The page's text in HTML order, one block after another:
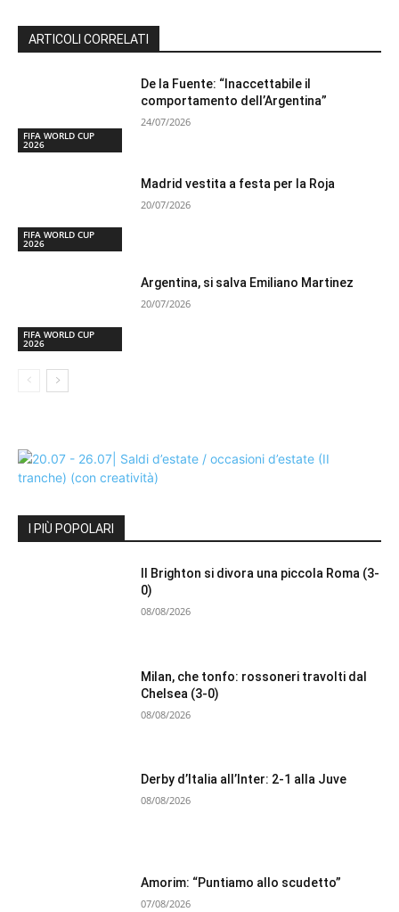
ARTICOLI CORRELATI
FIFA WORLD CUP
2026
De la Fuente: “Inaccettabile il
comportamento dell’Argentina”
24/07/2026
FIFA WORLD CUP
2026
Madrid vestita a festa per la Roja
20/07/2026
FIFA WORLD CUP
2026
Argentina, si salva Emiliano Martinez
20/07/2026
I PIÙ POPOLARI
Il Brighton si divora una piccola Roma (3-
0)
08/08/2026
Milan, che tonfo: rossoneri travolti dal
Chelsea (3-0)
08/08/2026
Derby d’Italia all’Inter: 2-1 alla Juve
08/08/2026
Amorim: “Puntiamo allo scudetto”
07/08/2026